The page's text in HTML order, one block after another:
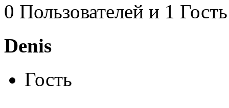
0 Пользователей и 1
Denis
Гость